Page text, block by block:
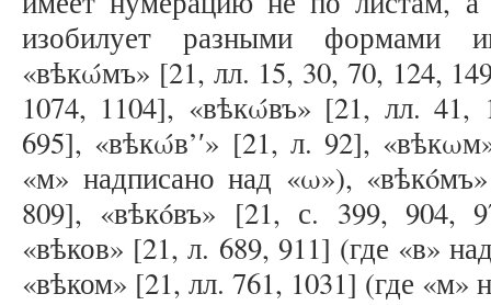
изобилует разными формами
«вѣкώмъ» [21, лл. 15, 30, 70, 124,
1074, 1104], «вѣкώвъ» [21, лл. 41,
695], «вѣкώв’ʹ» [21, л. 92],
«м» надписано над «ω»),
809], «вѣкóвъ» [21, с. 399, 904,
«вѣков» [21, л. 689, 911] (где «в»
«вѣком» [21, лл. 761, 1031] (где «м»